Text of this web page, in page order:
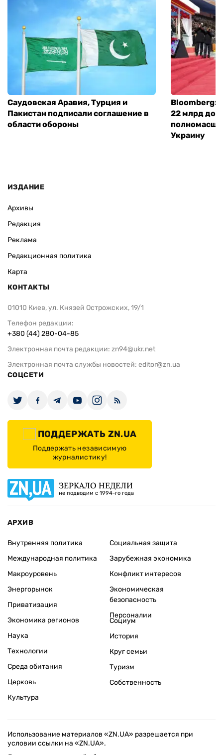
Саудовская Аравия, Турция и
Пакистан подписали соглашение в
области обороны
Bloomberg:
22 млрд
Украину
ИЗДАНИЕ
Архивы
Редакция
Реклама
Редакционная политика
Карта
КОНТАКТЫ
01010 Киев, ул. Князей Острожских, 19/1
Телефон редакции:
+380 (44) 280-04-85
Электронная почта редакции: zn94@ukr.net
Электронная почта службы новостей: editor@zn.ua
СОЦСЕТИ
ПОДДЕРЖАТЬ ZN.UA
Поддержать независимую
журналистику!
ЗЕРКАЛО НЕДЕЛИ
не подводим с 1994-го года
АРХИВ
Внутренняя политика
Международная политика
Макроуровень
Энергорынок
Приватизация
Экономика регионов
Социальная защита
Зарубежная экономика
Конфликт интересов
Экономическая
безопасность
Персоналии
Наука
Технологии
Среда обитания
Церковь
Культура
Социум
История
Круг семьи
Туризм
Собственность
Использование материалов «ZN.UA» разрешается при
условии ссылки на «ZN.UA».